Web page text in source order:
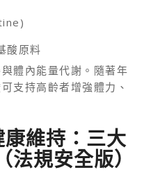
酸原料
體內能量代謝。隨著年
支持高齡者增強體力、
維持：三大
規安全版）